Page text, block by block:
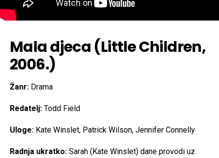
Mala djeca (Little Children,
2006.)
Žanr: Drama
Redatelj: Todd Field
Uloge: Kate Winslet, Patrick Wilson, Jennifer Connelly
Radnja ukratko: Sarah (Kate Winslet) dane provodi uz